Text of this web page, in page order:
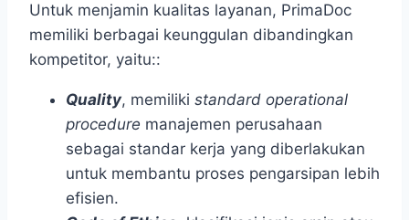
Untuk menjamin kualitas layanan, PrimaDoc
memiliki berbagai keunggulan dibandingkan
kompetitor, yaitu::
Quality, memiliki standard operational
procedure manajemen perusahaan
sebagai standar kerja yang diberlakukan
untuk membantu proses pengarsipan lebih
efisien.